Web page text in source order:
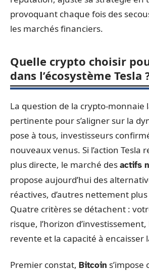
provoquant chaque fois des
les marchés financiers.
Quelle crypto choisir
dans l’écosystème Tesla
La question de la crypto-monnaie
pertinente pour s’aligner sur la
pose à tous, investisseurs
nouveaux venus. Si l’action Tesla
plus directe, le marché desactifs
propose aujourd’hui des
réactives, d’autres nettement
Quatre critères se détachent :
risque, l’horizon
revente et la capacité à encaisser
Premier constat, Bitcoin